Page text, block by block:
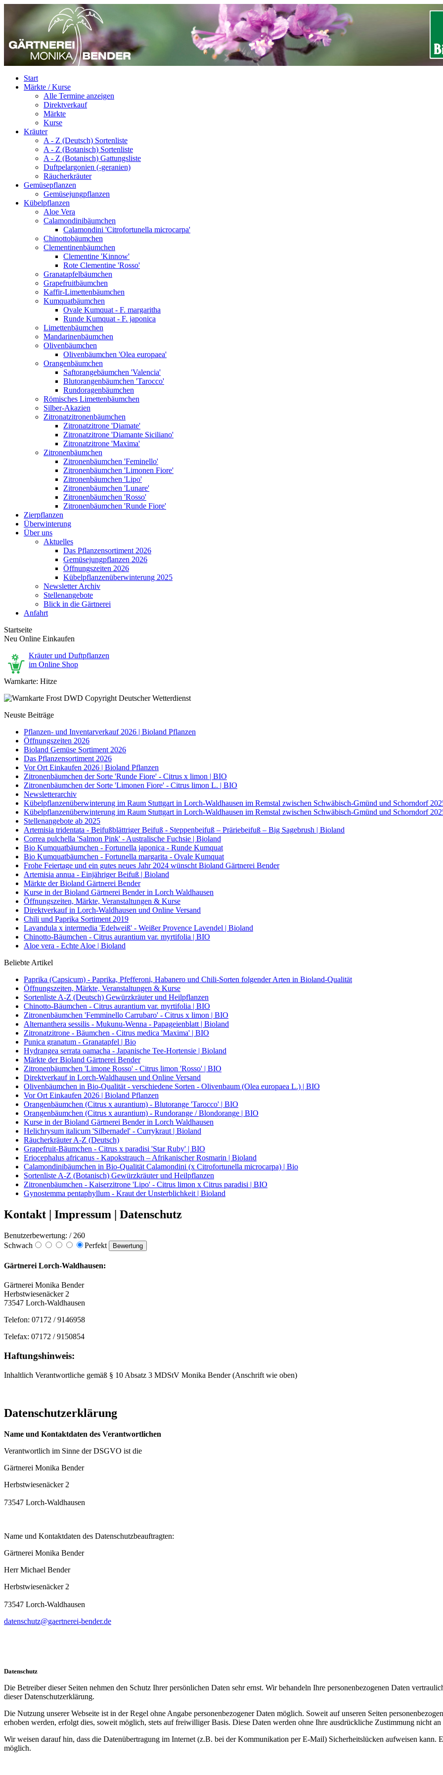
Start
Märkte / Kurse
Alle Termine anzeigen
Direktverkauf
Märkte
Kurse
Kräuter
A - Z (Deutsch) Sortenliste
A - Z (Botanisch) Sortenliste
A - Z (Botanisch) Gattungsliste
Duftpelargonien (-geranien)
Räucherkräuter
Gemüsepflanzen
Gemüsejungpflanzen
Kübelpflanzen
Aloe Vera
Calamondinibäumchen
Calamondini 'Citrofortunella microcarpa'
Chinottobäumchen
Clementinenbäumchen
Clementine 'Kinnow'
Rote Clementine 'Rosso'
Granatapfelbäumchen
Grapefruitbäumchen
Kaffir-Limettenbäumchen
Kumquatbäumchen
Ovale Kumquat - F. margaritha
Runde Kumquat - F. japonica
Limettenbäumchen
Mandarinenbäumchen
Olivenbäumchen
Olivenbäumchen 'Olea europaea'
Orangenbäumchen
Saftorangebäumchen 'Valencia'
Blutorangenbäumchen 'Tarocco'
Rundoragenbäumchen
Römisches Limettenbäumchen
Silber-Akazien
Zitronatzitronenbäumchen
Zitronatzitrone 'Diamate'
Zitronatzitrone 'Diamante Siciliano'
Zitronatzitrone 'Maxima'
Zitronenbäumchen
Zitronenbäumchen 'Feminello'
Zitronenbäumchen 'Limonen Fiore'
Zitronenbäumchen 'Lipo'
Zitronenbäumchen 'Lunare'
Zitronenbäumchen 'Rosso'
Zitronenbäumchen 'Runde Fiore'
Zierpflanzen
Überwinterung
Über uns
Aktuelles
Das Pflanzensortiment 2026
Gemüsejungpflanzen 2026
Öffnungszeiten 2026
Kübelpflanzenüberwinterung 2025
Newsletter Archiv
Stellenangebote
Blick in die Gärtnerei
Anfahrt
Startseite
Neu Online Einkaufen
Kräuter und Duftpflanzen
im Online Shop
Warnkarte: Hitze
Neuste Beiträge
Pflanzen- und Inventarverkauf 2026 | Bioland Pflanzen
Öffnungszeiten 2026
Bioland Gemüse Sortiment 2026
Das Pflanzensortiment 2026
Vor Ort Einkaufen 2026 | Bioland Pflanzen
Zitronenbäumchen der Sorte 'Runde Fiore' - Citrus x limon | BIO
Zitronenbäumchen der Sorte 'Limonen Fiore' - Citrus limon L. | BIO
Newsletterarchiv
Kübelpflanzenüberwinterung im Raum Stuttgart in Lorch-Waldhausen im Remstal zwischen Schwäbisch-Gmünd und Schorndorf
Kübelpflanzenüberwinterung im Raum Stuttgart in Lorch-Waldhausen im Remstal zwischen Schwäbisch-Gmünd und Schorndorf
Stellenangebote ab 2025
Artemisia tridentata - Beifußblättriger Beifuß - Steppenbeifuß – Präriebeifuß – Big Sagebrush | Bioland
Correa pulchella 'Salmon Pink' - Australische Fuchsie | Bioland
Bio Kumquatbäumchen - Fortunella japonica - Runde Kumquat
Bio Kumquatbäumchen - Fortunella margarita - Ovale Kumquat
Frohe Feiertage und ein gutes neues Jahr 2024 wünscht Bioland Gärtnerei Bender
Artemisia annua - Einjähriger Beifuß | Bioland
Märkte der Bioland Gärtnerei Bender
Kurse in der Bioland Gärtnerei Bender in Lorch Waldhausen
Öffnungszeiten, Märkte, Veranstaltungen & Kurse
Direktverkauf in Lorch-Waldhausen und Online Versand
Chili und Paprika Sortiment 2019
Lavandula x intermedia 'Edelweiß' - Weißer Provence Lavendel | Bioland
Chinotto-Bäumchen - Citrus aurantium var. myrtifolia | BIO
Aloe vera - Echte Aloe | Bioland
Beliebte Artikel
Paprika (Capsicum) - Paprika, Pfefferoni, Habanero und Chili-Sorten folgender Arten in Bioland-Qualität
Öffnungszeiten, Märkte, Veranstaltungen & Kurse
Sortenliste A-Z (Deutsch) Gewürzkräuter und Heilpflanzen
Chinotto-Bäumchen - Citrus aurantium var. myrtifolia | BIO
Zitronenbäumchen 'Femminello Carrubaro' - Citrus x limon | BIO
Alternanthera sessilis - Mukunu-Wenna - Papageienblatt | Bioland
Zitronatzitrone - Bäumchen - Citrus medica 'Maxima' | BIO
Punica granatum - Granatapfel | Bio
Hydrangea serrata oamacha - Japanische Tee-Hortensie | Bioland
Märkte der Bioland Gärtnerei Bender
Zitronenbäumchen 'Limone Rosso' - Citrus limon 'Rosso' | BIO
Direktverkauf in Lorch-Waldhausen und Online Versand
Olivenbäumchen in Bio-Qualität - verschiedene Sorten - Olivenbaum (Olea europaea L.) | BIO
Vor Ort Einkaufen 2026 | Bioland Pflanzen
Orangenbäumchen (Citrus x aurantium) - Blutorange 'Tarocco' | BIO
Orangenbäumchen (Citrus x aurantium) - Rundorange / Blondorange | BIO
Kurse in der Bioland Gärtnerei Bender in Lorch Waldhausen
Helichrysum italicum 'Silbernadel' - Currykraut | Bioland
Räucherkräuter A-Z (Deutsch)
Grapefruit-Bäumchen - Citrus x paradisi 'Star Ruby' | BIO
Eriocephalus africanus - Kapokstrauch – Afrikanischer Rosmarin | Bioland
Calamondinibäumchen in Bio-Qualität Calamondini (x Citrofortunella microcarpa) | Bio
Sortenliste A-Z (Botanisch) Gewürzkräuter und Heilpflanzen
Zitronenbäumchen - Kaiserzitrone 'Lipo' - Citrus limon x Citrus paradisi | BIO
Gynostemma pentaphyllum - Kraut der Unsterblichkeit | Bioland
Kontakt | Impressum | Datenschutz
Benutzerbewertung: / 260
Schwach
Perfekt
Gärtnerei Lorch-Waldhausen:
Gärtnerei Monika Bender
Herbstwiesenäcker 2
73547 Lorch-Waldhausen
Telefon: 07172 / 9146958
Telefax: 07172 / 9150854
Haftungshinweis:
Inhaltlich Verantwortliche gemäß § 10 Absatz 3 MDStV Monika Bender (Anschrift wie oben)
Datenschutzerklärung
Name und Kontaktdaten des Verantwortlichen
Verantwortlich im Sinne der DSGVO ist die
Gärtnerei Monika Bender
Herbstwiesenäcker 2
73547 Lorch-Waldhausen
Name und Kontaktdaten des Datenschutzbeauftragten:
Gärtnerei Monika Bender
Herr Michael Bender
Herbstwiesenäcker 2
73547 Lorch-Waldhausen
datenschutz@gaertnerei-bender.de
Datenschutz
Die Betreiber dieser Seiten nehmen den Schutz Ihrer persönlichen Daten sehr ernst. Wir behandeln Ihre personenbezogenen Daten
dieser Datenschutzerklärung.
Die Nutzung unserer Webseite ist in der Regel ohne Angabe personenbezogener Daten möglich. Soweit auf unseren Seiten
erhoben werden, erfolgt dies, soweit möglich, stets auf freiwilliger Basis. Diese Daten werden ohne Ihre ausdrückliche Zustimmung nicht
Wir weisen darauf hin, dass die Datenübertragung im Internet (z.B. bei der Kommunikation per E-Mail) Sicherheitslücken aufweisen
möglich.